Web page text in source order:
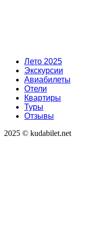
Лето 2025
Экскурсии
Авиабилеты
Отели
Квартиры
Туры
Отзывы
2025 © kudabilet.net